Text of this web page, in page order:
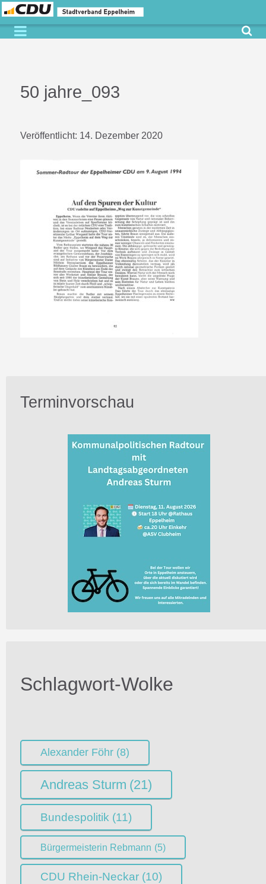
50 jahre_093
Veröffentlicht: 14. Dezember 2020
Terminvorschau
Schlagwort-Wolke
Alexander Föhr (8)
Andreas Sturm (21)
Bundespolitik (11)
Bürgermeisterin Rebmann (5)
CDU Rhein-Neckar (10)